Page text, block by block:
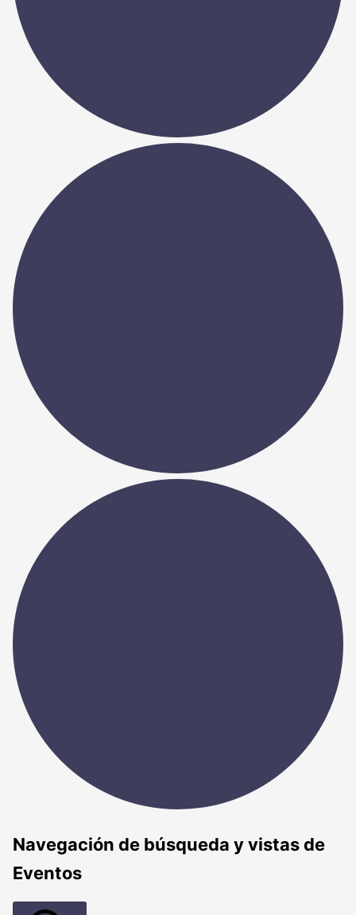
Navegación de búsqueda y vistas de
Eventos